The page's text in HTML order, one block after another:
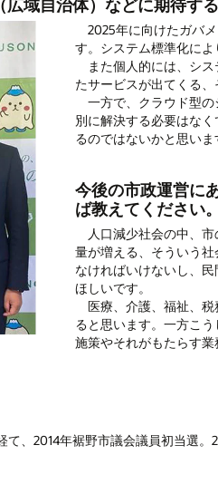
域自治体）などに期待す
2025年に向けたガバ
す。システム標準化によ
また個人的には、シス
たサービスが出てくる
一方で、クラウド型の
別に解決する必要はな
るのではないかと思いま
今後の市政運営に
ば教えてください。
人口減少社会の中、市
量が増える、そういう
なければいけないし、
ほしいです。
医療、介護、福祉、税
ると思います。一方こ
施策やそれがもたらす
、2014年裾野市議会議員初当選